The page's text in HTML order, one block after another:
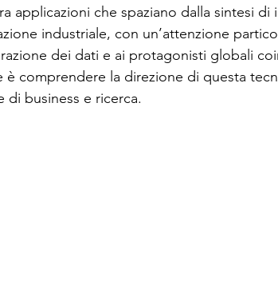
Industry 5.0 Rassegna Stampa
applicazioni che spaziano dalla sintesi di
industriale, con un’attenzione
dei dati e ai protagonisti globali
è comprendere la direzione di questa
business e ricerca.